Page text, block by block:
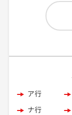
ア行
ナ行